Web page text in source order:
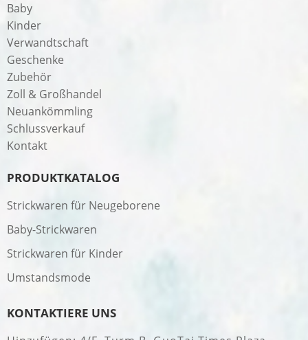
Baby
Kinder
Verwandtschaft
Geschenke
Zubehör
Zoll & Großhandel
Neuankömmling
Schlussverkauf
Kontakt
PRODUKTKATALOG
Strickwaren für Neugeborene
Baby-Strickwaren
Strickwaren für Kinder
Umstandsmode
KONTAKTIERE UNS